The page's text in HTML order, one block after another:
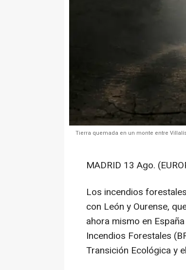
Tierra quemada en un monte entre
MADRID 13 Ago.
Los incendios
con León y Ourense,
ahora mismo en
Incendios Forestales
Transición Ecológica y